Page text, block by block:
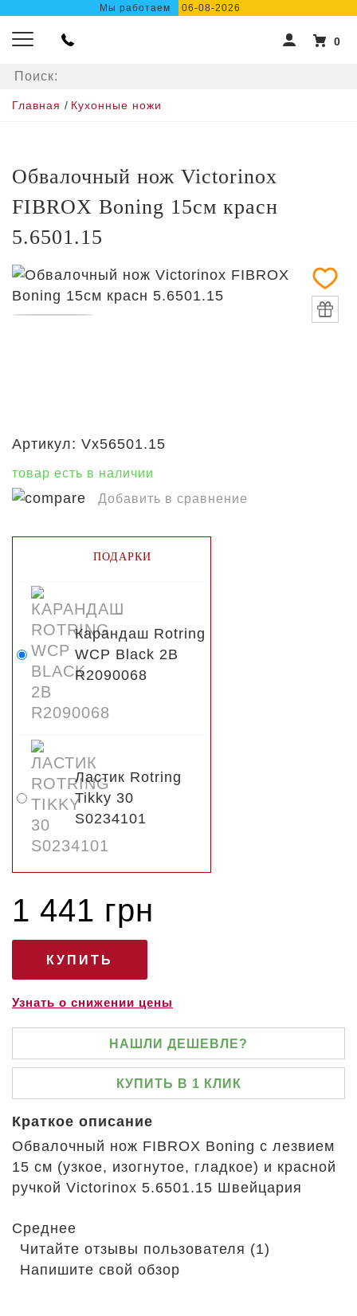
Мы работаем 06-08-2026
0
Главная / Кухонные ножи
Обвалочный нож Victorinox
FIBROX Boning 15см красн
5.6501.15
Артикул: Vx56501.15
товар есть в наличии
Добавить в сравнение
ПОДАРКИ
Карандаш Rotring
WCP Black 2B
R2090068
Ластик Rotring
Tikky 30
S0234101
1 441 грн
Узнать о снижении цены
НАШЛИ ДЕШЕВЛЕ?
КУПИТЬ В 1 КЛИК
Краткое описание
Обвалочный нож FIBROX Boning с лезвием
15 см (узкое, изогнутое, гладкое) и красной
ручкой Victorinox 5.6501.15 Швейцария
Среднее
Читайте отзывы пользователя (1)
Напишите свой обзор